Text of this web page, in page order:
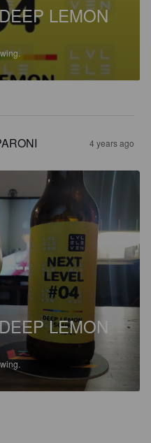
LEMON
4 years ago
LEMON